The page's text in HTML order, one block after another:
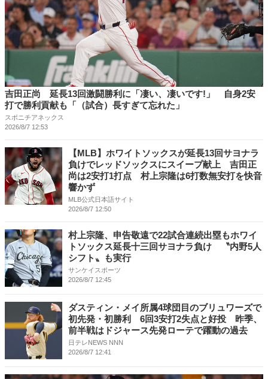
吉田正尚 延長13回激闘勝利に「凄い、凄いです!」 自身2安
打で勝利貢献も「（試合）長すぎて忘れた」
スポニチアネックス
2026/8/7 12:53
【MLB】ホワイトソックスが延長13回サヨナラ
負けでレッドソックスにスイープ献上 吉田正
尚は2安打1打点 村上宗隆は6打数無安打を快音
響かず
MLB公式日本語サイト
2026/8/7 12:50
村上宗隆、申告敬遠で22試合連続出塁もホワイ
トソックス延長十三回サヨナラ負け 〝内野5人
シフト〟も実行
サンケイスポーツ
2026/8/7 12:45
ダスティン・メイ所属4球団目のブリュワーズで
初先発・初勝利 6回3安打2失点と好投 昨季、
前半戦はドジャース先発ローテで躍動の過去
日テレNEWS NNN
2026/8/7 12:41